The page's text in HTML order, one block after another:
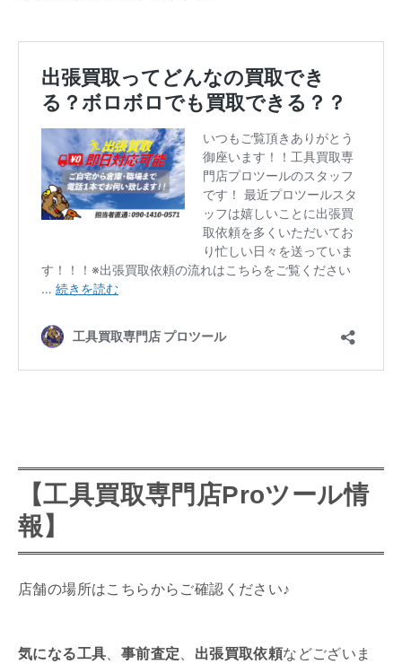
【工具買取専門店Proツール情
報】
店舗の場所はこちらからご確認ください♪
気になる工具 事前査定 出張買取依頼などございま